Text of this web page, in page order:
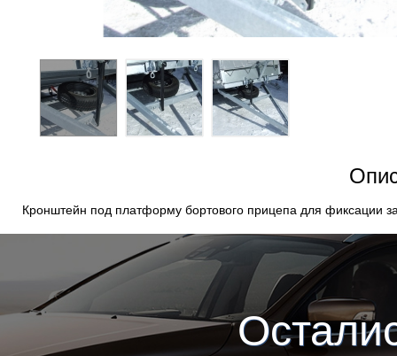
Кронштейн под платформу бортового прицепа для фиксации